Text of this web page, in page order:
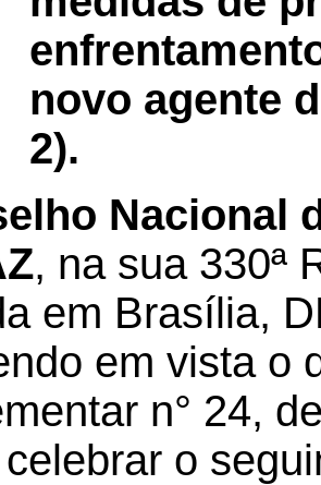
novo agente
2).
Nacional
, na sua 330ª
em Brasília,
em vista o
n° 24,
o